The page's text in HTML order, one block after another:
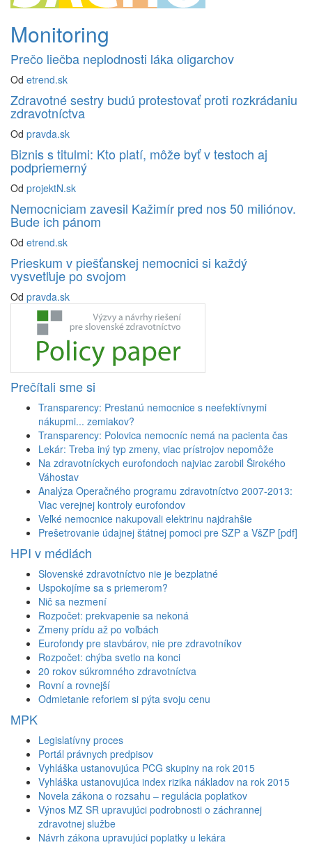
Monitoring
Prečo liečba neplodnosti láka oligarchov
Od etrend.sk
Zdravotné sestry budú protestovať proti rozkrádaniu
zdravotníctva
Od pravda.sk
Biznis s titulmi: Kto platí, môže byť v testoch aj
podpriemerný
Od projektN.sk
Nemocniciam zavesil Kažimír pred nos 50 miliónov.
Bude ich pánom
Od etrend.sk
Prieskum v piešťanskej nemocnici si každý
vysvetľuje po svojom
Od pravda.sk
Prečítali sme si
Transparency: Prestanú nemocnice s neefektívnymi
nákupmi... zemiakov?
Transparency: Polovica nemocníc nemá na pacienta čas
Lekár: Treba iný typ zmeny, viac prístrojov nepomôže
Na zdravotníckych eurofondoch najviac zarobil Širokého
Váhostav
Analýza Operačného programu zdravotníctvo 2007-2013:
Viac verejnej kontroly eurofondov
Veľké nemocnice nakupovali elektrinu najdrahšie
Prešetrovanie údajnej štátnej pomoci pre SZP a VšZP [pdf]
HPI v médiách
Slovenské zdravotníctvo nie je bezplatné
Uspokojíme sa s priemerom?
Nič sa nezmení
Rozpočet: prekvapenie sa nekoná
Zmeny prídu až po voľbách
Eurofondy pre stavbárov, nie pre zdravotníkov
Rozpočet: chýba svetlo na konci
20 rokov súkromného zdravotníctva
Rovní a rovnejší
Odmietanie reforiem si pýta svoju cenu
MPK
Legislatívny proces
Portál právnych predpisov
Vyhláška ustanovujúca PCG skupiny na rok 2015
Vyhláška ustanovujúca index rizika nákladov na rok 2015
Novela zákona o rozsahu – regulácia poplatkov
Výnos MZ SR upravujúci podrobnosti o záchrannej
zdravotnej službe
Návrh zákona upravujúci poplatky u lekára